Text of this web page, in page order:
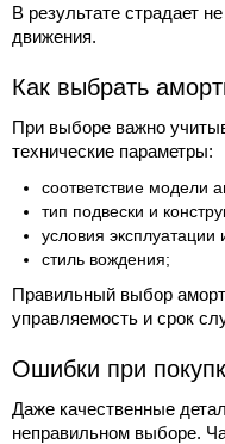
В результате страдает
движения.
Как выбрать
При выборе важно
технические параметры:
соответствие модели
тип подвески и
условия эксплуатации
стиль вождения;
Правильный выбор
управляемость и срок
Ошибки при
Даже качественные
неправильном выборе.